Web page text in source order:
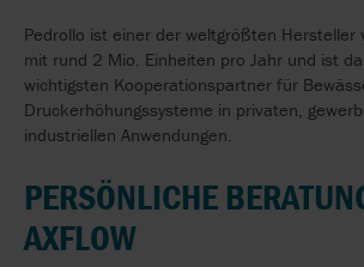
Pedrollo ist einer der weltgrößten Hersteller
mit rund 2 Mio. Einheiten pro Jahr und ist
wichtigsten Kooperationspartner für
Druckerhöhungssysteme in privaten,
industriellen Anwendungen.
PERSÖNLICHE
AXFLOW